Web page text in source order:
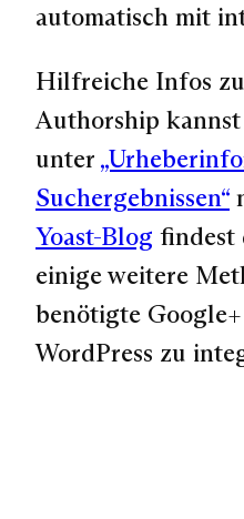
automatisch mit
Hilfreiche Infos
Authorship
unter
Suchergebnissen“
Yoast-Blog findest
einige weitere
benötigte
WordPress zu